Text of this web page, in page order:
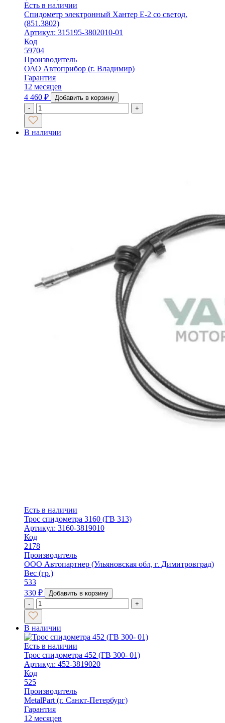
Есть в наличии
Спидометр электронный Хантер Е-2 со светод.
(851.3802)
Артикул: 315195-3802010-01
Код
59704
Производитель
ОАО Автоприбор (г. Владимир)
Гарантия
12 месяцев
4 460 ₽
Добавить в корзину
-
+
В наличии
Есть в наличии
Трос спидометра 3160 (ГВ 313)
Артикул: 3160-3819010
Код
2178
Производитель
ООО Автопартнер (Ульяновская обл, г. Димитровград)
Вес (гр.)
533
330 ₽
Добавить в корзину
-
+
В наличии
Есть в наличии
Трос спидометра 452 (ГВ 300- 01)
Артикул: 452-3819020
Код
525
Производитель
MetalPart (г. Санкт-Петербург)
Гарантия
12 месяцев